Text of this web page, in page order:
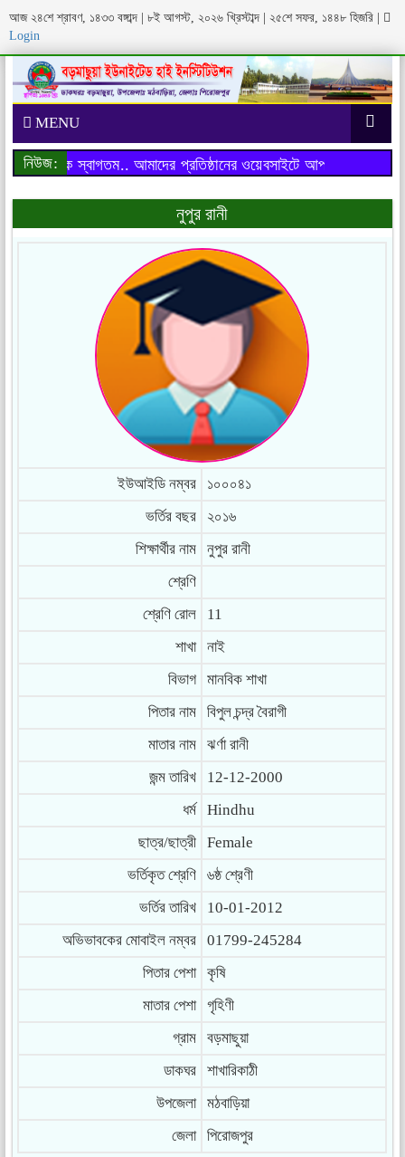
আজ ২৪শে শ্রাবণ, ১৪৩৩ বঙ্গাব্দ | ৮ই আগস্ট, ২০২৬ খ্রিস্টাব্দ | ২৫শে সফর, ১৪৪৮ হিজরি
Login
MENU
নিউজ: আমাদের প্রতিষ্ঠানের ওয়েবসাইটে আপনাকে স্বাগতম..
আপনাকে স্বাগতম..
নুপুর রানী
ইউআইডি নম্বর
১০০০৪১
ভর্তির বছর
২০১৬
শিক্ষার্থীর নাম
নুপুর রানী
শ্রেণি
শ্রেণি রোল
11
শাখা
নাই
বিভাগ
মানবিক শাখা
পিতার নাম
বিপুল চন্দ্র বৈরাগী
মাতার নাম
ঝর্ণা রানী
জন্ম তারিখ
12-12-2000
ধর্ম
Hindhu
ছাত্র/ছাত্রী
Female
ভর্তিকৃত শ্রেণি
৬ষ্ঠ শ্রেণী
ভর্তির তারিখ
10-01-2012
অভিভাবকের মোবাইল নম্বর
01799-245284
পিতার পেশা
কৃষি
মাতার পেশা
গৃহিণী
গ্রাম
বড়মাছুয়া
ডাকঘর
শাখারিকাঠী
উপজেলা
মঠবাড়িয়া
জেলা
পিরোজপুর